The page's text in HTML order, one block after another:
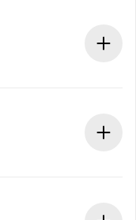
informations
le propriétaire